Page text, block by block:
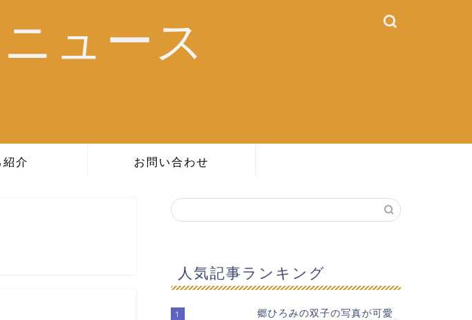
ュース
紹介 お問い合わせ
人気記事ランキング
1
郷ひろみの双子の写真が可愛